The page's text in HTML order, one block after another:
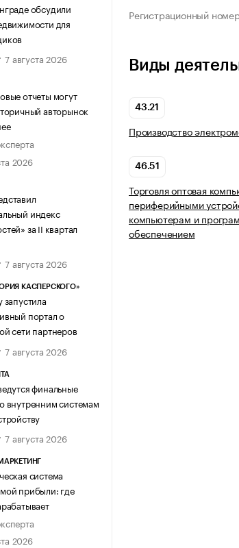
обсудили
для
7 августа 2026
отчеты могут
авторынок
2026
индекс
за II квартал
7 августа 2026
КАСПЕРСКОГО»
запустила
портал о
сети партнеров
7 августа 2026
финальные
внутренним системам
7 августа 2026
система
прибыли: где
2026
Регистрационный
Виды
43.21
Производство
46.51
Торговля оптовая
периферийными
компьютерам и
обеспечением